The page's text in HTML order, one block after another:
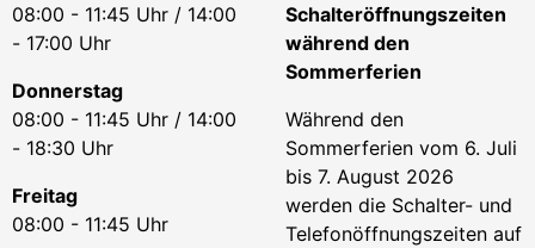
08:00 - 11:45 Uhr / 14:00
- 17:00 Uhr
Donnerstag
08:00 - 11:45 Uhr / 14:00
- 18:30 Uhr
Freitag
08:00 - 11:45 Uhr
Schalteröffnungszeiten
während den
Sommerferien
Während den
Sommerferien vom 6. Juli
bis 7. August 2026
werden die Schalter- und
Telefonöffnungszeiten auf